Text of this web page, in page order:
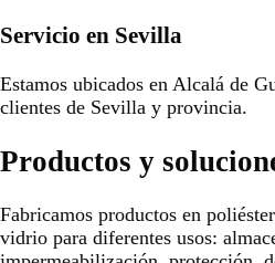
Servicio en Sevilla
Estamos ubicados en Alcalá de
clientes de Sevilla y provincia.
Productos y
Fabricamos productos en
vidrio para diferentes usos: